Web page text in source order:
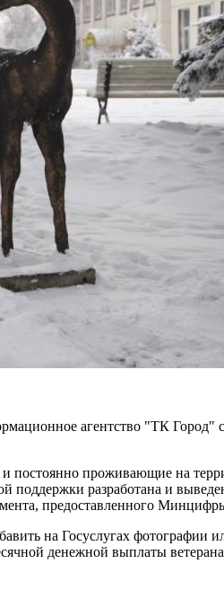
агентство "ТК Город"
проживающие на
поддержки разработана и
предоставленного
на Госуслугах фотографии
денежной выплаты